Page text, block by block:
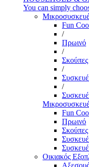
You can simply
Fun
/
Πρωινό
/
Σκούπες
/
/
Fun
Πρωινό
Σκούπες
Οικιακός